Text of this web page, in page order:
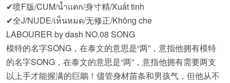
✔喷F版/CUM/น้ำแตก/身寸精/Xuất tinh
✔全J/NUDE/เห็นหมด/无修正/Không che
LABOURER by dash NO.08 SONG
模特的名字SONG，在泰文的意思是“两”，意指他拥有模特
的名字SONG，在泰文的意思是“两”，意指他拥有需要两支
以上手才能握满的巨鵰！儘管身材苗条和男孩气，但他从不